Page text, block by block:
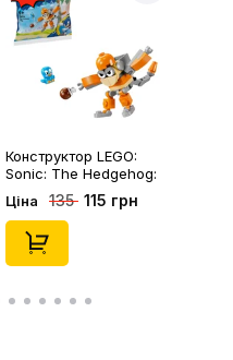
Конструктор LEGO:
Sonic: The Hedgehog:
Kiki's Coconut Attack:
Kiki and Flicky, (30676)
Ціна 135 115 грн